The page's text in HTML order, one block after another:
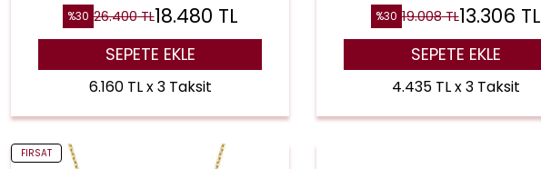
%30 26.400TL18.480 TL
SEPETE EKLE
6.160 TL x 3 Taksit
%30 19.008TL13.306 TL
SEPETE EKLE
4.435 TL x 3 Taksit
FIRSAT